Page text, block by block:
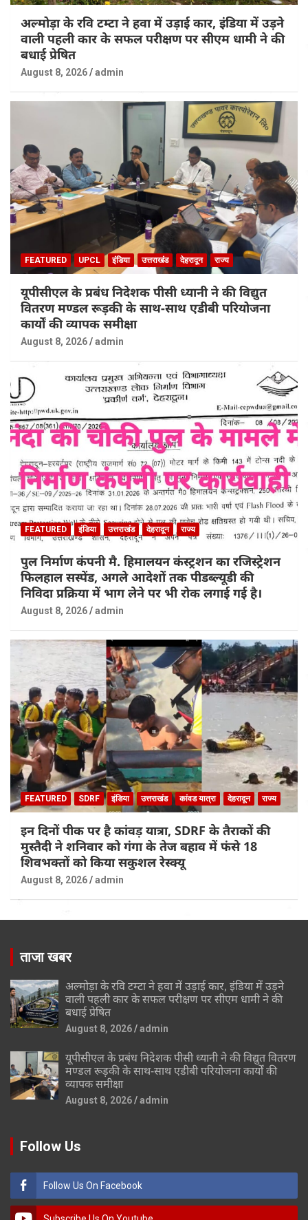
अल्मोड़ा के रवि टम्टा ने हवा में उड़ाई कार, इंडिया में उड़ने
वाली पहली कार के सफल परीक्षण पर सीएम धामी ने की
बधाई प्रेषित
August 8, 2026 admin
FEATURED UPCL इंडिया उत्तराखंड देहरादून राज्य
यूपीसीएल के प्रबंध निदेशक पीसी ध्यानी ने की विद्युत
वितरण मण्डल रूड़की के साथ-साथ एडीबी परियोजना
कार्यों की व्यापक समीक्षा
August 8, 2026 admin
FEATURED इंडिया उत्तराखंड देहरादून राज्य
पुल निर्माण कंपनी मै. हिमालयन कंस्ट्रशन का रजिस्ट्रेशन
फिलहाल सस्पेंड, अगले आदेशों तक पीडब्ल्यूडी की
निविदा प्रक्रिया में भाग लेने पर भी रोक लगाई गई है।
August 8, 2026 admin
FEATURED SDRF इंडिया उत्तराखंड कांवड यात्रा देहरादून राज्य
इन दिनों पीक पर है कांवड़ यात्रा, SDRF के तैराकों की
मुस्तैदी ने शनिवार को गंगा के तेज बहाव में फंसे 18
शिवभक्तों को किया सकुशल रेस्क्यू
August 8, 2026 admin
ताजा खबर
अल्मोड़ा के रवि टम्टा ने हवा में उड़ाई कार, इंडिया में उड़ने
वाली पहली कार के सफल परीक्षण पर सीएम धामी ने की
बधाई प्रेषित
August 8, 2026 admin
यूपीसीएल के प्रबंध निदेशक पीसी ध्यानी ने की विद्युत वितरण
मण्डल रूड़की के साथ-साथ एडीबी परियोजना कार्यों की
व्यापक समीक्षा
August 8, 2026 admin
Follow Us
Follow Us On Facebook